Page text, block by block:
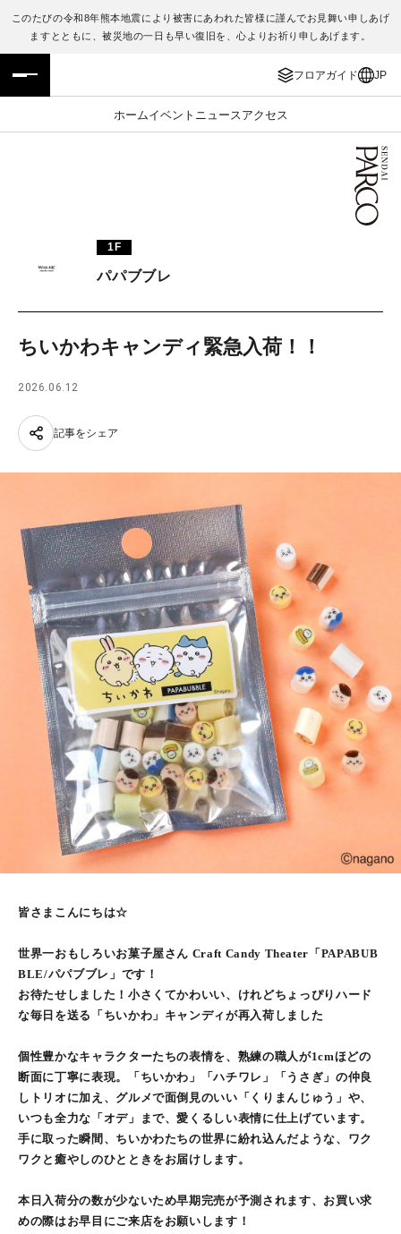
このたびの令和8年熊本地震により被害にあわれた皆様に謹んでお見舞い申しあげ
ますとともに、被災地の一日も早い復旧を、心よりお祈り申しあげます。
フロアガイド JP
ホームイベント ニュース アクセス
フロアガイド
施設案内・アクセス
TAX FREE
ENGLISH
繁体字
日本語
1F
パパブブレ
ちいかわキャンディ緊急入荷！！
2026.06.12
記事をシェア
皆さまこんにちは☆
世界一おもしろいお菓子屋さん Craft Candy Theater「PAPABUB
BLE/パパブブレ」です！
お待たせしました！小さくてかわいい、けれどちょっぴりハード
な毎日を送る「ちいかわ」キャンディが再入荷しました
個性豊かなキャラクターたちの表情を、熟練の職人が1cmほどの
断面に丁寧に表現。「ちいかわ」「ハチワレ」「うさぎ」の仲良
しトリオに加え、グルメで面倒見のいい「くりまんじゅう」や、
いつも全力な「オデ」まで、愛くるしい表情に仕上げています。
手に取った瞬間、ちいかわたちの世界に紛れ込んだような、ワク
ワクと癒やしのひとときをお届けします。
本日入荷分の数が少ないため早期完売が予測されます、お買い求
めの際はお早目にご来店をお願いします！